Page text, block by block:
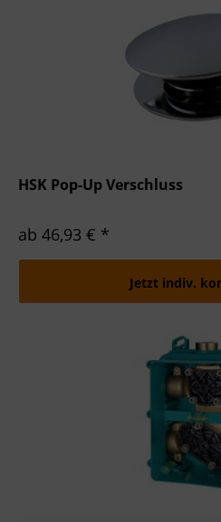
HSK Pop-Up Verschluss
ab 46,93 € *
Jetzt indiv.